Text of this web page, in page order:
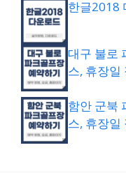
한글2018
대구 불로
스, 휴장일
함안 군북
스, 휴장일